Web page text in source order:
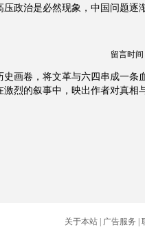
压政治是必然现象，中国问题逐
留言时间
史画卷，将文革与六四串成一条
激烈的叙事中，映出作者对真相
关于本站| 广告服务